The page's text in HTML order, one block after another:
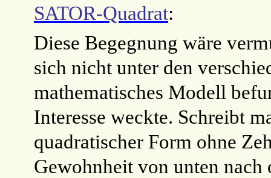
SATOR-Quadrat:
Diese Begegnung wäre
sich nicht unter den
mathematisches Modell
Interesse weckte. Schreibt
quadratischer Form ohne
Gewohnheit von unten